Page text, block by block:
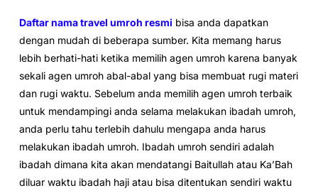
Daftar nama travel umroh resmi bisa anda dapatkan
dengan mudah di beberapa sumber. Kita memang harus
lebih berhati-hati ketika memilih agen umroh karena banyak
sekali agen umroh abal-abal yang bisa membuat rugi materi
dan rugi waktu. Sebelum anda memilih agen umroh terbaik
untuk mendampingi anda selama melakukan ibadah umroh,
anda perlu tahu terlebih dahulu mengapa anda harus
melakukan ibadah umroh. Ibadah umroh sendiri adalah
ibadah dimana kita akan mendatangi Baitullah atau Ka’Bah
diluar waktu ibadah haji atau bisa ditentukan sendiri waktu